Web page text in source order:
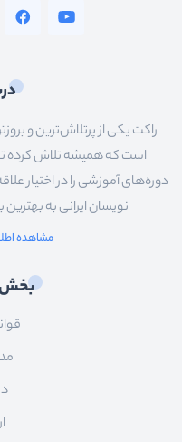
راکت یکی از پرتلاش‌ترین و
است که همیشه تلاش کرده تا
دوره‌های آموزشی را در اختیار
نویسان ایرانی به
مشاهده